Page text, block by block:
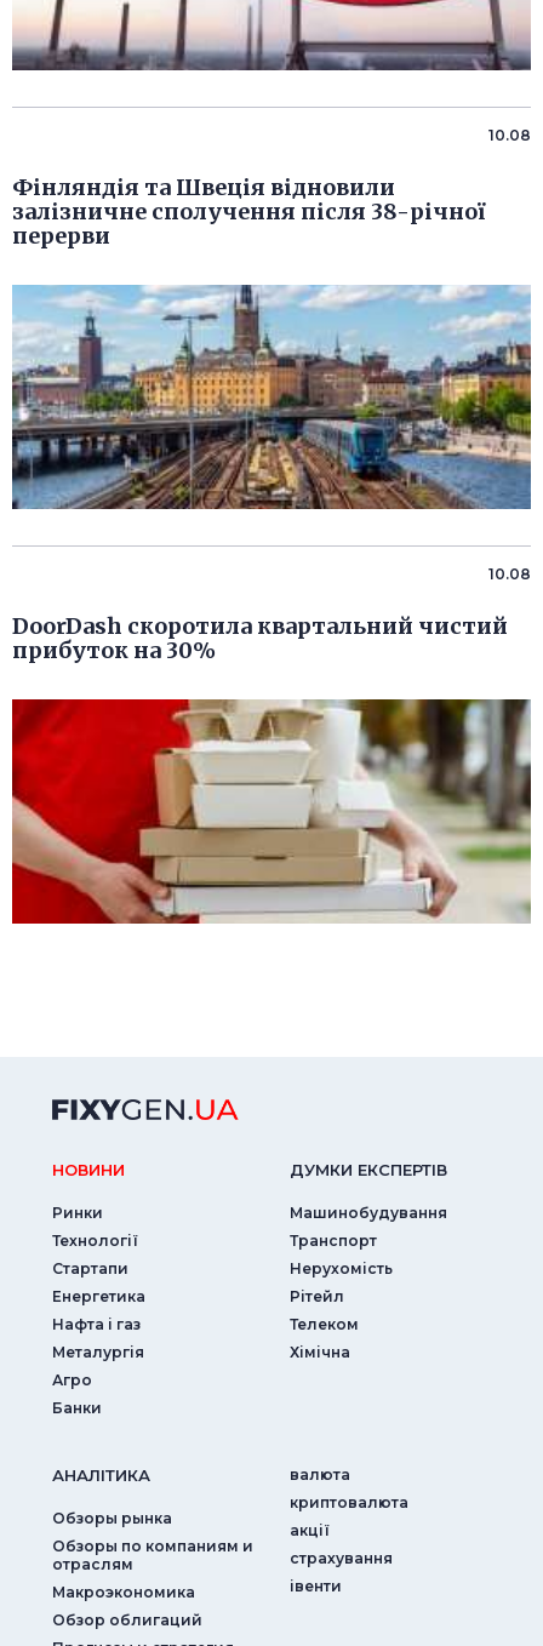
10.08
Фінляндія та Швеція відновили
залізничне сполучення після 38-річної
перерви
10.08
DoorDash скоротила квартальний чистий
прибуток на 30%
НОВИНИ
Ринки
Технології
Стартапи
Енергетика
Нафта і газ
Металургія
Агро
Банки
ДУМКИ ЕКСПЕРТIВ
Машинобудування
Транспорт
Нерухомість
Рітейл
Телеком
Хімічна
АНАЛIТИКА
Обзоры рынка
Обзоры по компаниям и
отраслям
Макроэкономика
Обзор облигаций
валюта
криптовалюта
акції
страхування
iвенти